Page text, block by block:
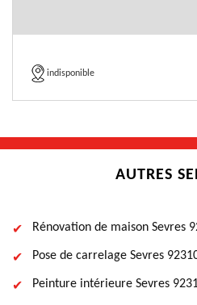
indisponible
AUTRES
Rénovation de maison Sevres
Pose de carrelage Sevres
Peinture intérieure Sevres